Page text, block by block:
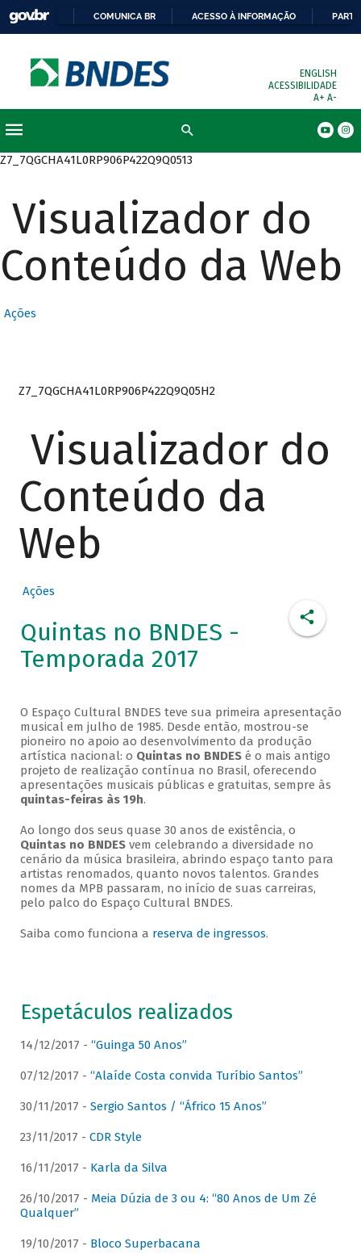
COMUNICA BR ACESSO À INFORMAÇÃO
ENGLISH
ACESSIBILIDADE
A+ A-
Z7_7QGCHA41L0RP906P422Q9Q0513
Visualizador do
Conteúdo da Web
Ações
Z7_7QGCHA41L0RP906P422Q9Q05H2
Visualizador do
Conteúdo da
Web
Ações
Quintas no BNDES -
Temporada 2017
O Espaço Cultural BNDES teve sua primeira apresentação
musical em julho de 1985. Desde então, mostrou-se
pioneiro no apoio ao desenvolvimento da produção
artística nacional: o Quintas no BNDESé o mais antigo
projeto de realização contínua no Brasil, oferecendo
apresentações musicais públicas e gratuitas, sempre às
quintas-feiras às 19h.
Ao longo dos seus quase 30 anos de existência, o
Quintas no BNDESvem celebrando a diversidade no
cenário da música brasileira, abrindo espaço tanto para
artistas renomados, quanto novos talentos. Grandes
nomes da MPB passaram, no início de suas carreiras,
pelo palco do Espaço Cultural BNDES.
Saiba como funciona a reserva de ingressos.
Espetáculos realizados
14/12/2017 - “Guinga 50 Anos”
07/12/2017 - “Alaíde Costa convida Turíbio Santos”
30/11/2017 - Sergio Santos / “Áfrico 15 Anos”
23/11/2017 - CDR Style
16/11/2017 - Karla da Silva
26/10/2017 - Meia Dúzia de 3 ou 4: “80 Anos de Um Zé
Qualquer”
19/10/2017 - Bloco Superbacana